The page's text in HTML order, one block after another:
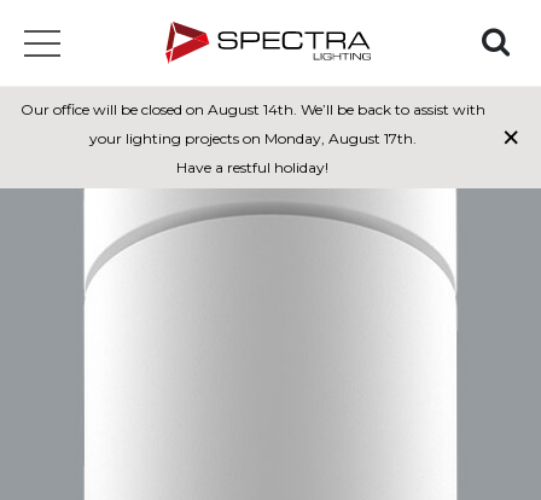
Our office will be closed on August 14th. We’ll be back to assist with
your lighting projects on Monday, August 17th.
Have a restful holiday!
×